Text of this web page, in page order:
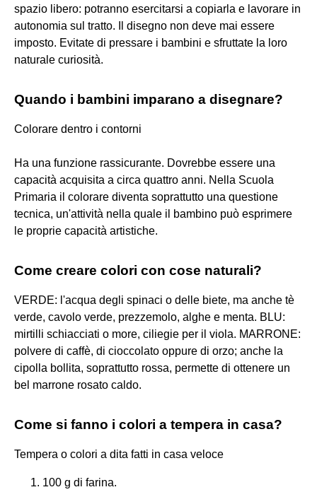
spazio libero: potranno esercitarsi a copiarla e lavorare in
autonomia sul tratto. Il disegno non deve mai essere
imposto. Evitate di pressare i bambini e sfruttate la loro
naturale curiosità.
Quando i bambini imparano a disegnare?
Colorare dentro i contorni
Ha una funzione rassicurante. Dovrebbe essere una
capacità acquisita a circa quattro anni. Nella Scuola
Primaria il colorare diventa soprattutto una questione
tecnica, un'attività nella quale il bambino può esprimere
le proprie capacità artistiche.
Come creare colori con cose naturali?
VERDE: l'acqua degli spinaci o delle biete, ma anche tè
verde, cavolo verde, prezzemolo, alghe e menta. BLU:
mirtilli schiacciati o more, ciliegie per il viola. MARRONE:
polvere di caffè, di cioccolato oppure di orzo; anche la
cipolla bollita, soprattutto rossa, permette di ottenere un
bel marrone rosato caldo.
Come si fanno i colori a tempera in casa?
Tempera o colori a dita fatti in casa veloce
100 g di farina.